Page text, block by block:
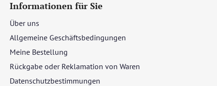
Informationen für Sie
Über uns
Allgemeine Geschäftsbedingungen
Meine Bestellung
Rückgabe oder Reklamation von Waren
Datenschutzbestimmungen